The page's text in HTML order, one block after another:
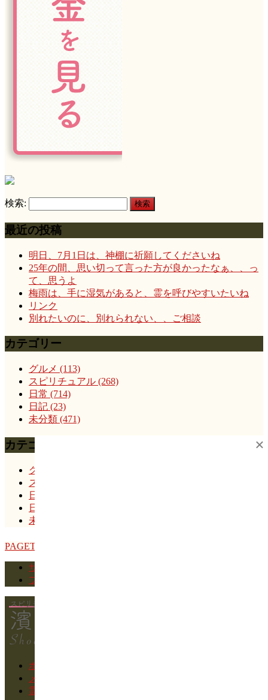
検索:
最近の投稿
明日、7月1日は、神棚に祈願してくださいね
25年の間、思い切って言った方が良かったなぁ、、っ
て、思うよ
梅雨は、手に湿気があると、霊を呼びやすいたいね
リンク
別れたいのに、別れられない、、ご相談
カテゴリー
グルメ (113)
スピリチュアル (268)
日常 (714)
日記 (23)
未分類 (471)
カテゴリー
グルメ
スピリチュアル
日常
日記
未分類
PAGETOP
サイトマップ
プライバシーポリシー
ホーム
メッセージ
霊視・水晶・神具
×